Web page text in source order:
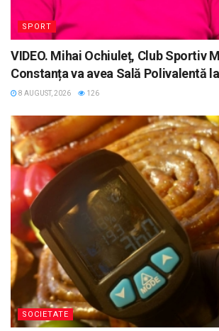
SPORT
VIDEO. Mihai Ochiuleț, Club Sportiv
Constanța va avea Sală Polivalentă
8 AUGUST, 2026 126
SOCIETATE